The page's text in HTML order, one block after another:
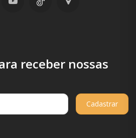
receber nossas
Cadastrar